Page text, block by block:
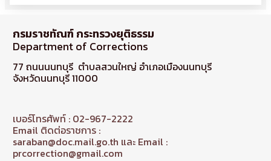
กรมราชทัณฑ์ กระทรวงยุติธรรม
Department of Corrections
77 ถนนนนทบุรี ตำบลสวนใหญ่ อำเภอเมืองนนทบุรี
จังหวัดนนทบุรี 11000
เบอร์โทรศัพท์ : 02-967-2222
Email ติดต่อราชการ :
saraban@doc.mail.go.th และ Email :
prcorrection@gmail.com